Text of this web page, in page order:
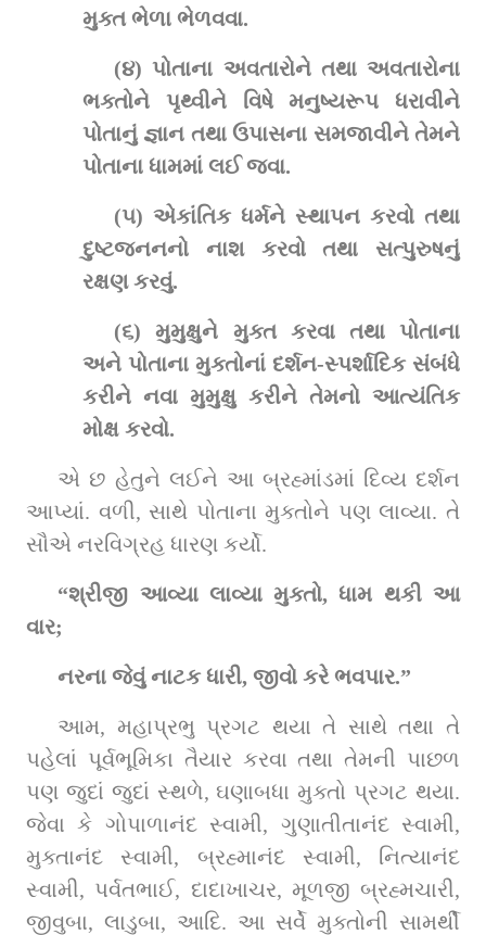
મુક્ત ભેળા ભેળવવા.
(૪) પોતાના અવતારોને તથા અવતારોના
ભક્તોને પૃથ્વીને વિષે મનુષ્યરૂપ ધરાવીને
પોતાનું જ્ઞાન તથા ઉપાસના સમજાવીને તેમને
પોતાના ધામમાં લઈ જવા.
(૫) એકાંતિક ધર્મને સ્થાપન કરવો તથા
દુષ્ટજનનનો નાશ કરવો તથા સત્પુરુષનું
રક્ષણ કરવું.
(૬) મુમુક્ષુને મુક્ત કરવા તથા પોતાના
અને પોતાના મુક્તોનાં દર્શન-સ્પર્શાદિક સંબંધે
કરીને નવા મુમુક્ષુ કરીને તેમનો આત્યંતિક
મોક્ષ કરવો.
એ છ હેતુને લઈને આ બ્રહ્માંડમાં દિવ્ય દર્શન
આપ્યાં. વળી, સાથે પોતાના મુક્તોને પણ લાવ્યા. તે
સૌએ નરવિગ્રહ ધારણ કર્યો.
“શ્રીજી આવ્યા લાવ્યા મુક્તો, ધામ થકી આ
વાર;
નરના જેવું નાટક ધારી, જીવો કરે ભવપાર.”
આમ, મહાપ્રભુ પ્રગટ થયા તે સાથે તથા તે
પહેલાં પૂર્વભૂમિકા તૈયાર કરવા તથા તેમની પાછળ
પણ જુદાં જુદાં સ્થળે, ઘણાબધા મુક્તો પ્રગટ થયા.
જેવા કે ગોપાળાનંદ સ્વામી, ગુણાતીતાનંદ સ્વામી,
મુક્તાનંદ સ્વામી, બ્રહ્માનંદ સ્વામી, નિત્યાનંદ
સ્વામી, પર્વતભાઈ, દાદાખાચર, મૂળજી બ્રહ્મચારી,
જીવુબા, લાડુબા, આદિ. આ સર્વે મુક્તોની સામર્થી